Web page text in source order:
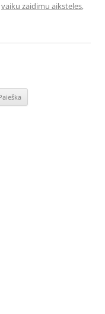
vaiku zaidimu aiksteles,